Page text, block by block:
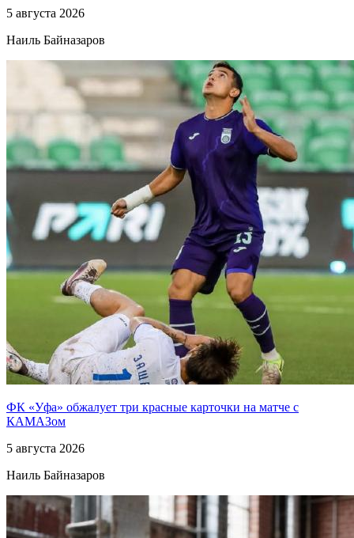
5 августа 2026
Наиль Байназаров
ФК «Уфа» обжалует три красные карточки на матче с
КАМАЗом
5 августа 2026
Наиль Байназаров